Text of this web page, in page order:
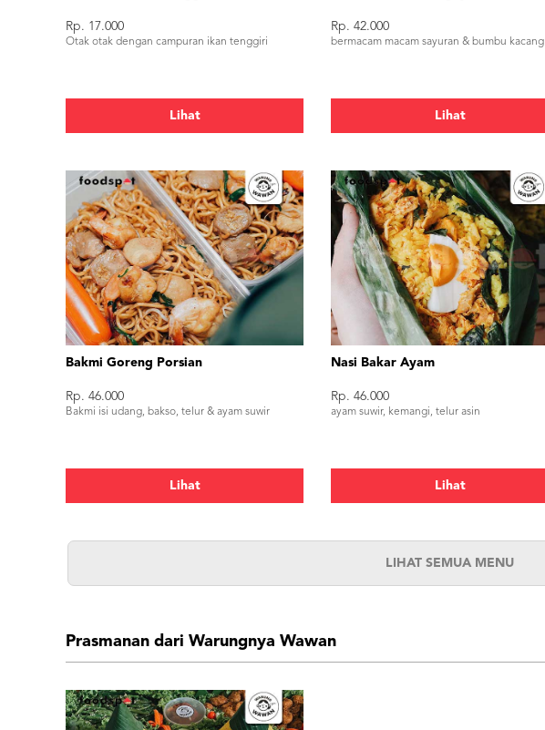
Rp. 17.000
Otak otak dengan campuran ikan tenggiri
Lihat
Rp. 42.000
bermacam macam sayuran & bumbu kacang
Lihat
Bakmi Goreng Porsian
Rp. 46.000
Bakmi isi udang, bakso, telur & ayam suwir
Lihat
Nasi Bakar Ayam
Rp. 46.000
ayam suwir, kemangi, telur asin
Lihat
LIHAT SEMUA MENU
Prasmanan dari Warungnya Wawan